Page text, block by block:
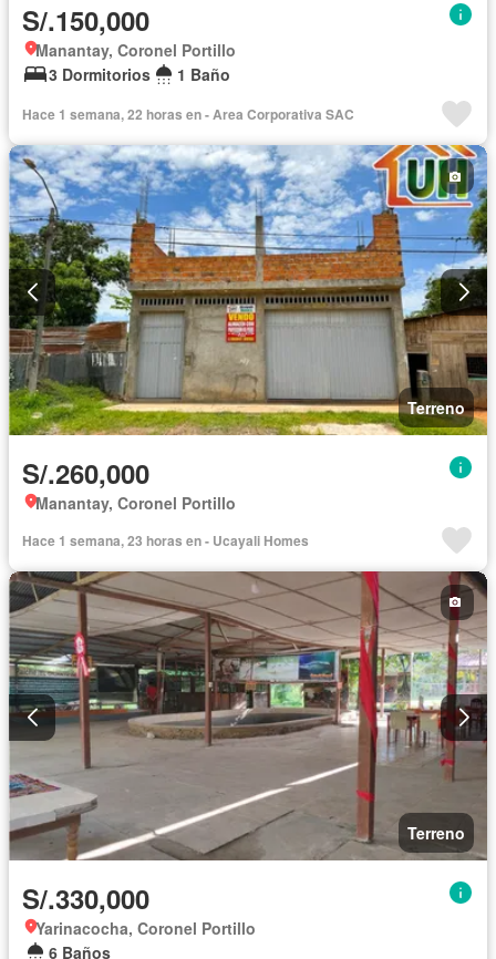
S/.150,000
Manantay, Coronel Portillo
3 Dormitorios
1 Baño
Hace 1 semana, 22 horas en - Area Corporativa SAC
Terreno
S/.260,000
Manantay, Coronel Portillo
Hace 1 semana, 23 horas en - Ucayali Homes
Terreno
S/.330,000
Yarinacocha, Coronel Portillo
6 Baños